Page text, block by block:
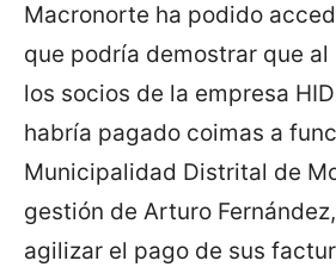
Macronorte ha podido
que podría demostrar que al
los socios de la empresa
habría pagado coimas a
Municipalidad Distrital de
gestión de Arturo
agilizar el pago de sus